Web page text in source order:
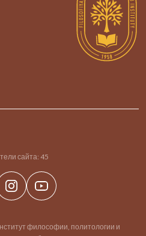
сайта: 45
философии, политологии и